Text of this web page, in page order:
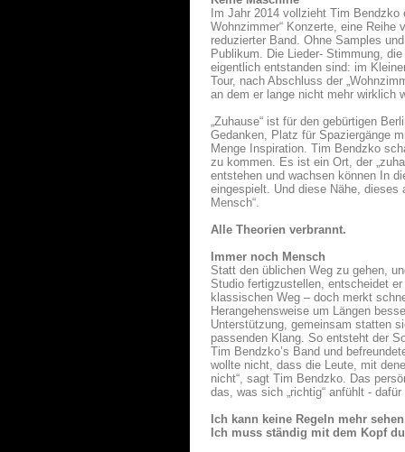
Im Jahr 2014 vollzieht Tim
Wohnzimmer“ Konzerte, eine
reduzierter Band. Ohne Samples
Publikum. Die Lieder- Stimmung,
eigentlich entstanden sind: im
Tour, nach Abschluss der
an dem er lange nicht mehr wirklich
„Zuhause“ ist für den gebürtigen
Gedanken, Platz für Spaziergänge
Menge Inspiration. Tim Bendzko
zu kommen. Es ist ein Ort, der
entstehen und wachsen können In
eingespielt. Und diese Nähe, dieses
Mensch“.
Alle Theorien verbrannt.
Immer noch Mensch
Statt den üblichen Weg zu gehen,
Studio fertigzustellen, entscheidet
klassischen Weg – doch merkt
Herangehensweise um Längen
Unterstützung, gemeinsam statten
passenden Klang. So entsteht der
Tim Bendzko’s Band und
wollte nicht, dass die Leute, mit
nicht“, sagt Tim Bendzko. Das
das, was sich „richtig“ anfühlt -
Ich kann keine Regeln mehr
Ich muss ständig mit dem Kopf